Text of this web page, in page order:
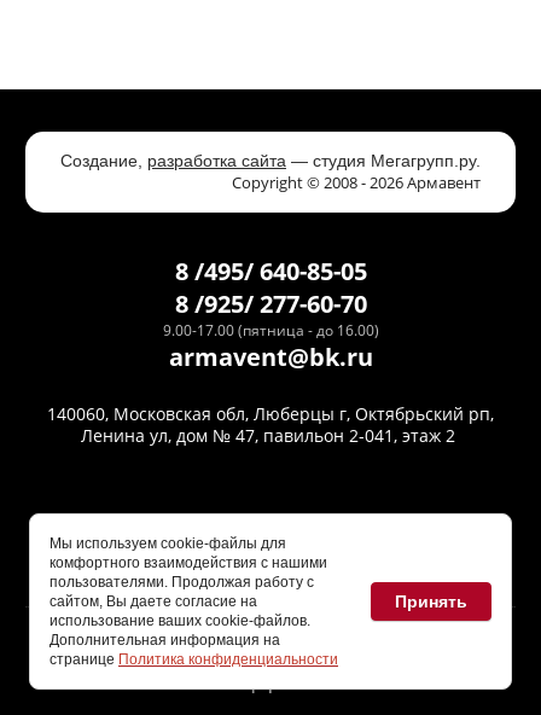
Создание, разработка сайта — студия Мегагрупп.ру.
Copyright © 2008 - 2026 Армавент
8 /495/ 640-85-05
8 /925/ 277-60-70
9.00-17.00 (пятница - до 16.00)
armavent@bk.ru
140060, Московская обл, Люберцы г, Октябрьский рп,
Ленина ул, дом № 47, павильон 2-041, этаж 2
Политика конфиденциальности
Вся техническая информация на сайте носит справочный
характер и ни при каких условиях не является публичной
офертой
Мы используем cookie-файлы для
комфортного взаимодействия с нашими
пользователями. Продолжая работу с
сайтом, Вы даете согласие на
использование ваших cookie-файлов.
Дополнительная информация на
странице Политика конфиденциальности
Принять